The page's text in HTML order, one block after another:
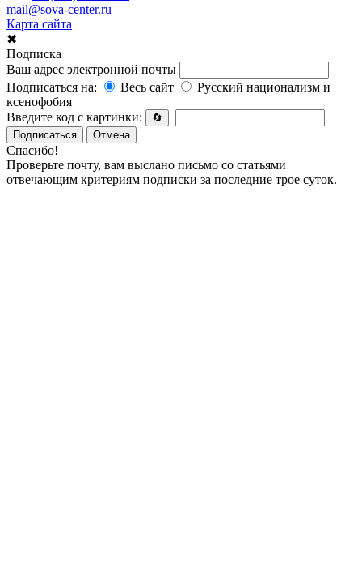
mail@sova-center.ru
Карта сайта
✖
Подписка
Ваш адрес электронной почты
Подписаться на:
Весь сайт
Русский национализм и
ксенофобия
Введите код с картинки:
🔄
Подписаться
Отмена
Спасибо!
Проверьте почту, вам выслано письмо со статьями
отвечающим критериям подписки за последние трое суток.